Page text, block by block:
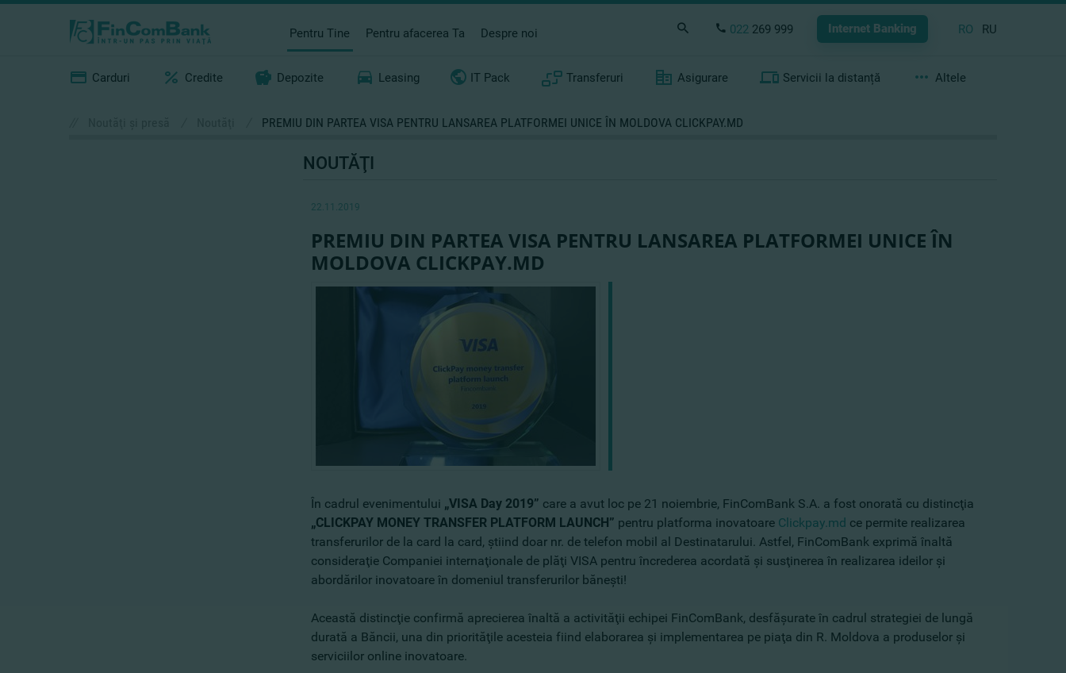
Pentru Tine Pentru afacerea Ta Despre noi 022 269 999 Internet Banking RO RU
Carduri Credite Depozite Leasing IT Pack Transferuri Asigurare Servicii la distanță Altele
PREMIU DIN PARTEA VISA PENTRU LANSAREA PLATFORMEI UNICE ÎN MOLDOVA CLICKPAY.MD
NOUTĂŢI
22.11.2019
PREMIU DIN PARTEA VISA PENTRU LANSAREA PLATFORMEI UNICE ÎN
MOLDOVA CLICKPAY.MD
În cadrul evenimentului „VISA Day 2019” care a avut loc pe 21 noiembrie, FinComBank S.A. a fost onorată cu distincţia
„CLICKPAY MONEY TRANSFER PLATFORM LAUNCH” pentru platforma inovatoare Clickpay.md ce permite realizarea
transferurilor de la card la card, ştiind doar nr. de telefon mobil al Destinatarului. Astfel, FinComBank exprimă înaltă
consideraţie Companiei internaţionale de plăţi VISA pentru încrederea acordată şi susţinerea în realizarea ideilor şi
abordărilor inovatoare în domeniul transferurilor băneşti!
Această distincţie confirmă aprecierea înaltă a activităţii echipei FinComBank, desfăşurate în cadrul strategiei de lungă
durată a Băncii, una din priorităţile acesteia fiind elaborarea şi implementarea pe piaţa din R. Moldova a produselor şi
serviciilor online inovatoare.